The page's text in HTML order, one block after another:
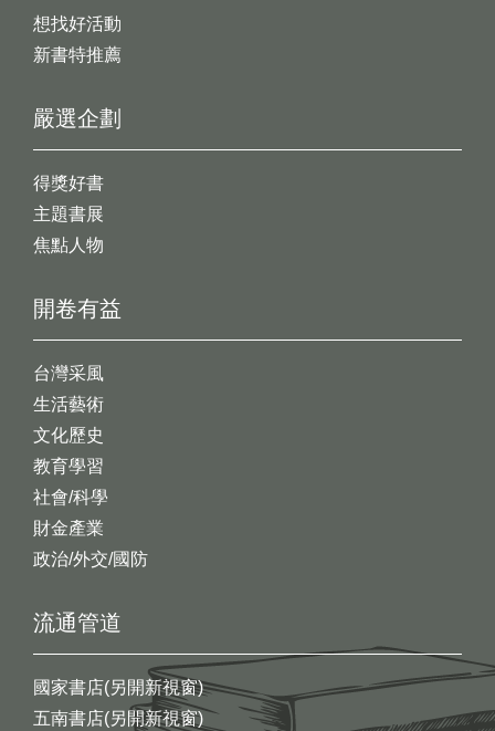
想找好活動
新書特推薦
開卷有益
台灣采風
生活藝術
文化歷史
教育學習
社會/科學
財金產業
政治/外交/國防
嚴選企劃
得獎好書
主題書展
焦點人物
流通管道
國家書店(另開新視窗)
五南書店(另開新視窗)